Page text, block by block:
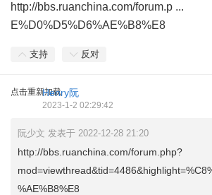
http://bbs.ruanchina.com/forum.p ...
E%D0%D5%D6%AE%B8%E8
支持 反对
点击重新加载Henry阮
2023-1-2 02:29:42
阮少文 发表于 2022-12-28 21:20
http://bbs.ruanchina.com/forum.php?
%AE%B8%E8